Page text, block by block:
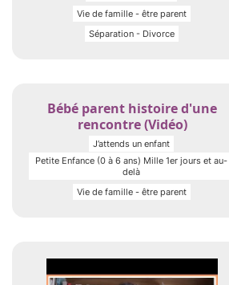
Vie de famille - être parent
Séparation - Divorce
Bébé parent histoire d'une
rencontre (Vidéo)
J’attends un enfant
Petite Enfance (0 à 6 ans) Mille 1er jours et au-
delà
Vie de famille - être parent